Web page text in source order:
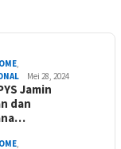
,
Mei 28, 2024
Jamin
dan
,